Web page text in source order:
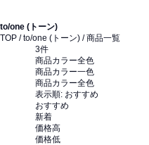
to/one (トーン)
TOP /to/one (トーン) / 商品一覧
3件
商品カラー全色
商品カラー一色
商品カラー全色
表示順: おすすめ
おすすめ
新着
価格高
価格低